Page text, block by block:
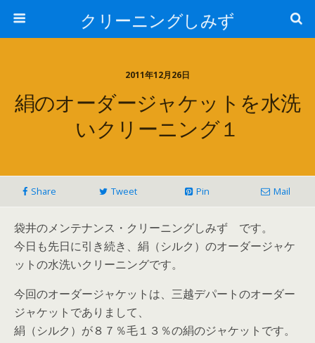
クリーニングしみず
2011年12月26日
絹のオーダージャケットを水洗
いクリーニング１
Share Tweet Pin Mail
袋井のメンテナンス・クリーニングしみず です。
今日も先日に引き続き、絹（シルク）のオーダージャケ
ットの水洗いクリーニングです。
今回のオーダージャケットは、三越デパートのオーダー
ジャケットでありまして、
絹（シルク）が８７％毛１３％の絹のジャケットです。